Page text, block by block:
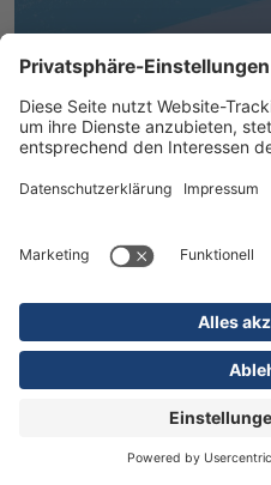
16.07.2026 Kliniken